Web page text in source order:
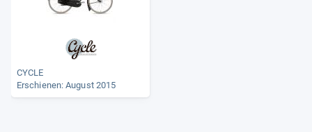
CYCLE
Erschienen: August 2015